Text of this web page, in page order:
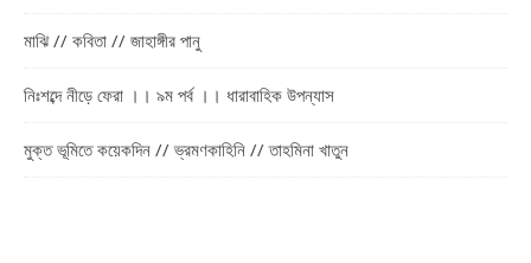
মাঝি // কবিতা // জাহাঙ্গীর পানু
নিঃশব্দে নীড়ে ফেরা ।। ৯ম পর্ব ।। ধারাবাহিক উপন্যাস
মুক্ত ভূমিতে কয়েকদিন // ভ্রমণকাহিনি // তাহমিনা খাতুন